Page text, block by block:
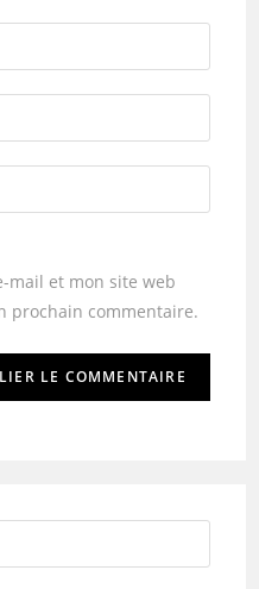
mail et mon site web
prochain commentaire.